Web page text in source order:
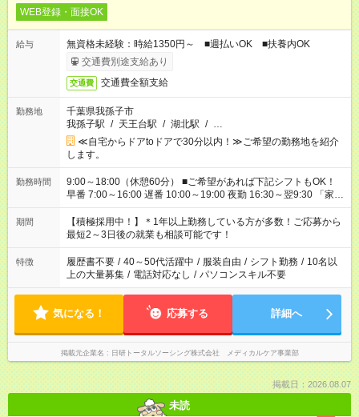
WEB登録・面接OK
給与
無資格未経験：時給1350円～ ■週払いOK ■扶養内OK
交通費別途支給あり
交通費 交通費全額支給
勤務地
千葉県我孫子市
我孫子駅 / 天王台駅 / 湖北駅 / …
≪自宅からドアtoドアで30分以内！≫ご希望の勤務地を紹介
します。
勤務時間
9:00～18:00（休憩60分） ■ご希望があれば下記シフトもOK！
早番 7:00～16:00 遅番 10:00～19:00 夜勤 16:30～翌9:30 「家族
と休みを合わせたい」 「余裕を持って夕飯の準備がしたい」
「できれば残業はしたくない」 など、ご希望を教えてください
ね。 ※Wワーク希望の方へ 今ご覧のお仕事で希望する勤務時間
と、もう1つのお仕事の勤務時間が 合計で週40時間を超える場
合は応募できません。
期間
【積極採用中！】＊1年以上勤務している方が多数！ご応募から
最短2～3日後の就業も相談可能です！
特徴 履歴書不要 / 40～50代活躍中 / 服装自由 / シフト勤務 / 10名以
上の大量募集 / 電話対応なし / パソコンスキル不要
気になる！ 応募する 詳細へ
掲載元企業名 日研トータルソーシング株式会社 メディカルケア事業部
掲載日：2026.08.07
未読